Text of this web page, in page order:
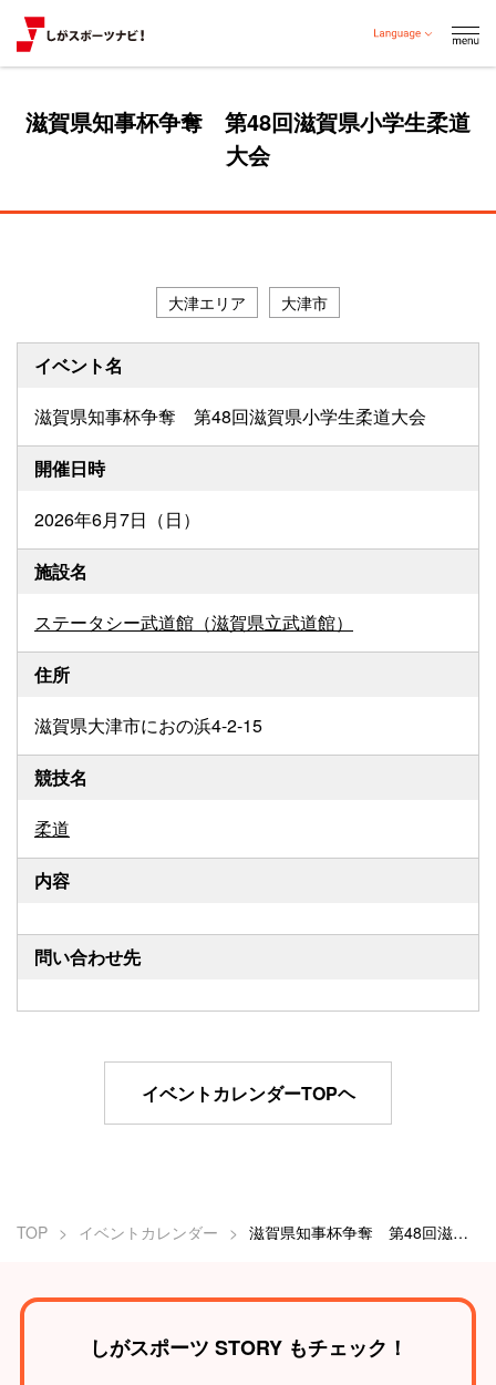
滋賀県知事杯争奪 第48回滋賀県小学生柔道
大会
TOP イベントカレンダー 滋賀県知事杯争奪 第48回滋賀県小学生柔道大会
大津エリア 大津市
イベント名
滋賀県知事杯争奪 第48回滋賀県小学生柔道大会
開催日時
2026年6月7日（日）
施設名
ステータシー武道館（滋賀県立武道館）
住所
滋賀県大津市におの浜4-2-15
競技名
柔道
内容
問い合わせ先
イベントカレンダーTOPヘ
しがスポーツ STORY もチェック！